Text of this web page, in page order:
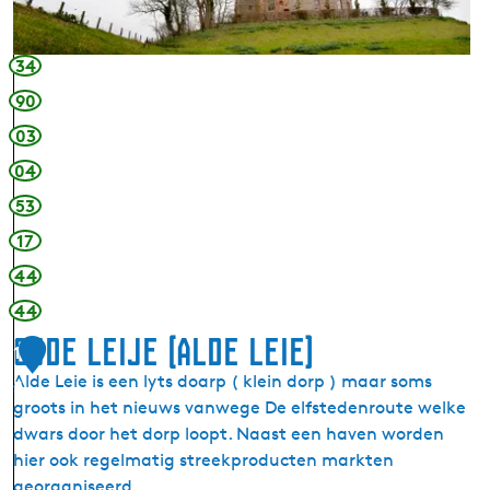
n
t
u
m
)
i
s
-
e
n
Y
n
f
o
r
m
a
a
s
j
e
s
i
n
34
90
03
04
53
17
44
44
1
5
Oude Leije (Alde Leie)
Alde Leie is een lyts doarp ( klein dorp ) maar soms
groots in het nieuws vanwege De elfstedenroute welke
dwars door het dorp loopt. Naast een haven worden
hier ook regelmatig streekproducten markten